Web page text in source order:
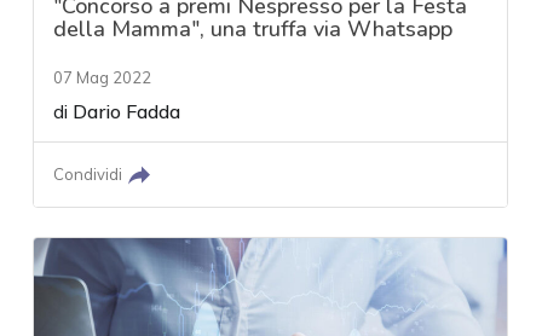
"Concorso a premi Nespresso per la Festa
della Mamma", una truffa via Whatsapp
07 Mag 2022
di Dario Fadda
Condividi